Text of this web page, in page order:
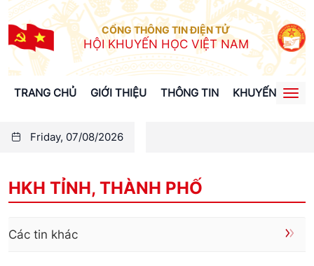
CỔNG THÔNG TIN ĐIỆN TỬ
HỘI KHUYẾN HỌC VIỆT NAM
TRANG CHỦ GIỚI THIỆU THÔNG TIN KHUYẾN HỌC
Friday, 07/08/2026
HKH TỈNH, THÀNH PHỐ
Các tin khác